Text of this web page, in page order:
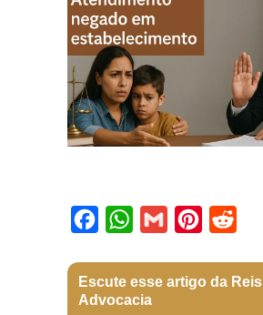
Escute esse artigo da Reis
Advocacia